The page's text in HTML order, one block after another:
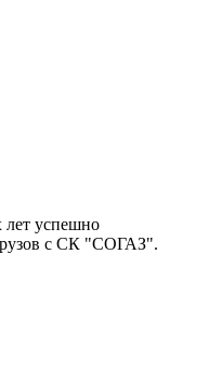
лет успешно
с СК "СОГАЗ".